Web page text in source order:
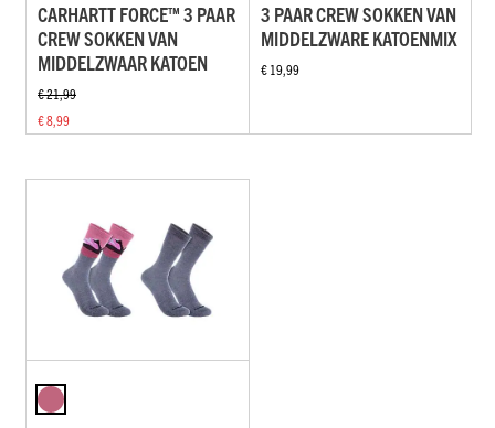
CARHARTT FORCE™ 3 PAAR
CREW SOKKEN VAN
MIDDELZWAAR KATOEN
€ 21,99
€ 8,99
3 PAAR CREW SOKKEN VAN
MIDDELZWARE KATOENMIX
€ 19,99